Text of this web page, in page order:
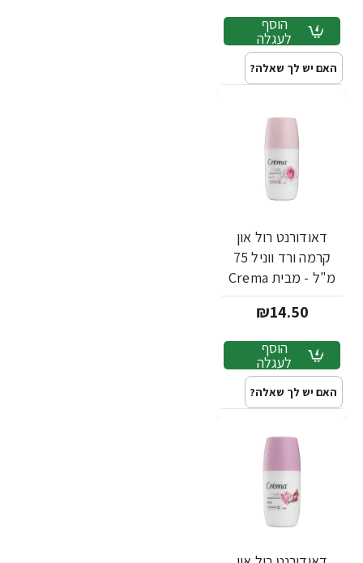
הוסף
לעגלה
האם יש לך שאלה?
דאודורנט רול און
קרמה ורד ווניל 75
מ"ל - מבית Crema
₪14.50
הוסף
לעגלה
האם יש לך שאלה?